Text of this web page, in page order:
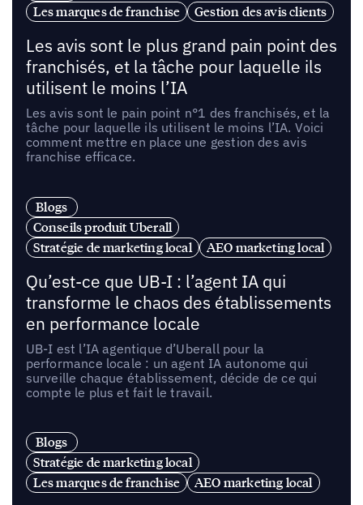
Les marques de franchise Gestion des avis clients
Les avis sont le plus grand pain point des
franchisés, et la tâche pour laquelle ils
utilisent le moins l’IA
Les avis sont le pain point n°1 des franchisés, et la
tâche pour laquelle ils utilisent le moins l’IA. Voici
comment mettre en place une gestion des avis
franchise efficace.
Blogs
Conseils produit Uberall
Stratégie de marketing local
AEO marketing local
Qu’est-ce que UB-I : l’agent IA qui
transforme le chaos des établissements
en performance locale
UB-I est l’IA agentique d’Uberall pour la
performance locale : un agent IA autonome qui
surveille chaque établissement, décide de ce qui
compte le plus et fait le travail.
Blogs
Stratégie de marketing local
Les marques de franchise
AEO marketing local